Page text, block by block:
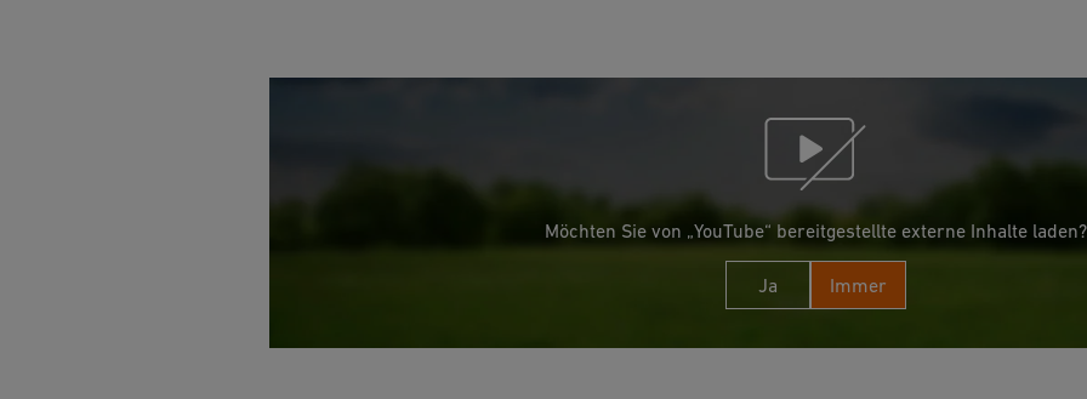
Möchten Sie von „YouTube“ bereitgestellte externe Inhalte laden?
Ja Immer